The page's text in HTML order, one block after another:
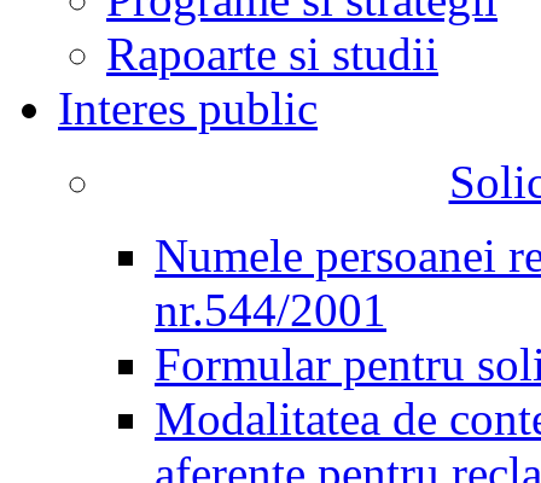
Rapoarte si studii
Interes public
Numele persoanei
nr.544/2001
Formular pentru
Modalitatea de